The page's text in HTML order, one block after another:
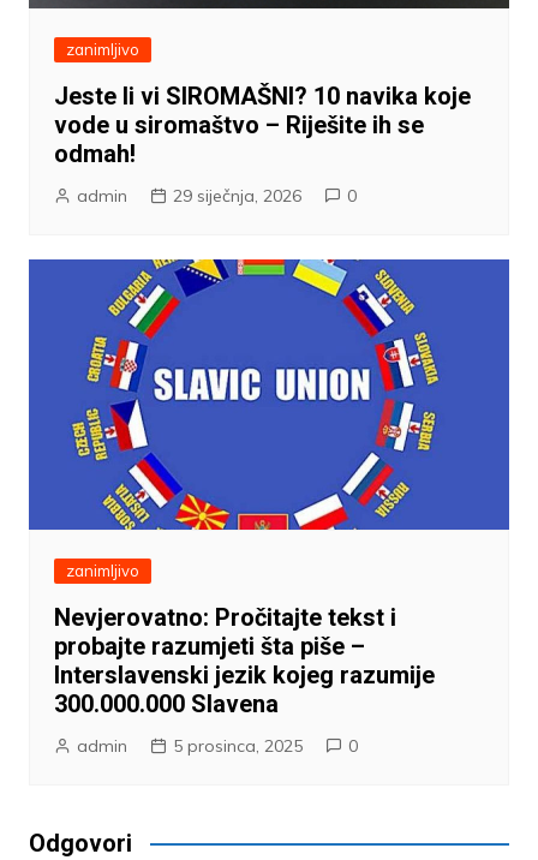
zanimljivo
Jeste li vi SIROMAŠNI? 10 navika koje
vode u siromaštvo – Riješite ih se
odmah!
admin 29 siječnja, 2026 0
zanimljivo
Nevjerovatno: Pročitajte tekst i
probajte razumjeti šta piše –
Interslavenski jezik kojeg razumije
300.000.000 Slavena
admin 5 prosinca, 2025 0
Odgovori